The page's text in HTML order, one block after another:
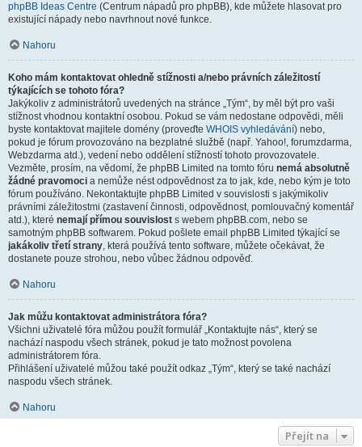
phpBB Ideas Centre (Centrum nápadů pro phpBB), kde můžete hlasovat pro
existující nápady nebo navrhnout nové funkce.
Nahoru
Koho mám kontaktovat ohledně stížnosti a/nebo právních záležitostí
týkajících se tohoto fóra?
Jakýkoliv z administrátorů uvedených na stránce „Tým“, by měl být pro vaši
stížnost vhodnou kontaktní osobou. Pokud se vám nedostane odpovědi, měli
byste kontaktovat majitele domény (proveďte WHOIS vyhledávání) nebo,
pokud je fórum provozováno na bezplatné službě (např. Yahoo!, forumzdarma,
Webzdarma atd.), vedení nebo oddělení stížností tohoto provozovatele.
Vezměte, prosím, na vědomí, že phpBB Limited na tomto fóru nemá absolutně
žádné pravomoci a nemůže nést odpovědnost za to jak, kde, nebo kým je toto
fórum používáno. Nekontaktujte phpBB Limited v souvislosti s jakýmikoliv
právními záležitostmi (zastavení činnosti, odpovědnost, pomlouvačný komentář
atd.), které nemají přímou souvislost s webem phpBB.com, nebo se
samotným phpBB softwarem. Pokud pošlete email phpBB Limited týkající se
jakákoliv třetí strany, která používá tento software, můžete očekávat, že
dostanete pouze strohou, nebo vůbec žádnou odpověď.
Nahoru
Jak můžu kontaktovat administrátora fóra?
Všichni uživatelé fóra můžou použít formulář „Kontaktujte nás“, který se
nachází naspodu všech stránek, pokud je tato možnost povolena
administrátorem fóra.
Přihlášení uživatelé můžou také použít odkaz „Tým“, který se také nachází
naspodu všech stránek.
Nahoru
Přejít na